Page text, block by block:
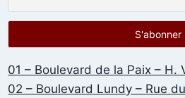
01 – Boulevard de la Paix – H.
02 – Boulevard Lundy – Rue